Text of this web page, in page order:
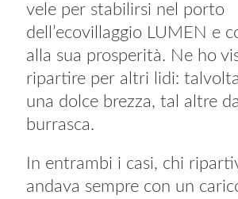
vele per stabilirsi nel porto
dell’ecovillaggio LUMEN e
alla sua prosperità. Ne ho
ripartire per altri lidi:
una dolce brezza, tal altre
burrasca.
In entrambi i casi, chi
andava sempre con un